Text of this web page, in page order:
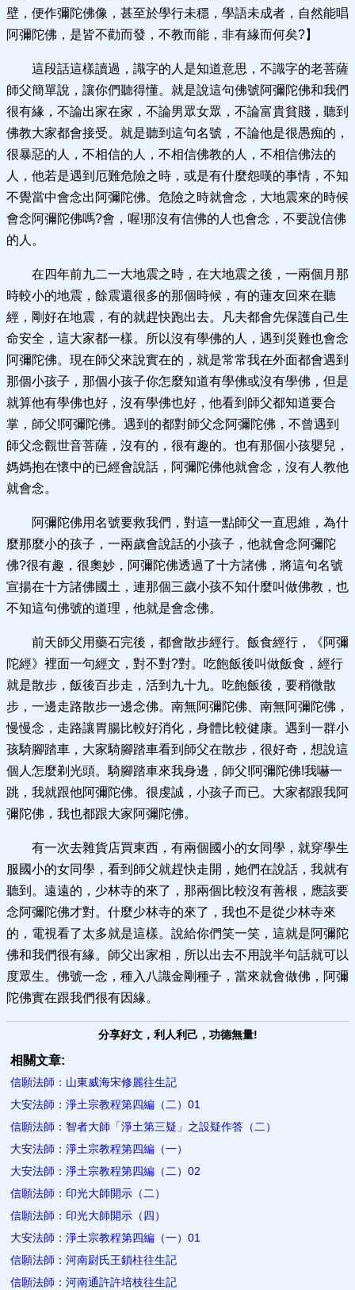
壁，便作彌陀佛像，甚至於學行未穩，學語未成者，自然能唱
阿彌陀佛，是皆不勸而發，不教而能，非有緣而何矣?】
這段話這樣讀過，識字的人是知道意思，不識字的老菩薩
師父簡單說，讓你們聽得懂。就是說這句佛號阿彌陀佛和我們
很有緣，不論出家在家，不論男眾女眾，不論富貴貧賤，聽到
佛教大家都會接受。就是聽到這句名號，不論他是很愚痴的，
很暴惡的人，不相信的人，不相信佛教的人，不相信佛法的
人，他若是遇到厄難危險之時，或是有什麼怨嘆的事情，不知
不覺當中會念出阿彌陀佛。危險之時就會念，大地震來的時候
會念阿彌陀佛嗎?會，喔!那沒有信佛的人也會念，不要說信佛
的人。
在四年前九二一大地震之時，在大地震之後，一兩個月那
時較小的地震，餘震還很多的那個時候，有的蓮友回來在聽
經，剛好在地震，有的就趕快跑出去。凡夫都會先保護自己生
命安全，這大家都一樣。所以沒有學佛的人，遇到災難也會念
阿彌陀佛。現在師父來說實在的，就是常常我在外面都會遇到
那個小孩子，那個小孩子你怎麼知道有學佛或沒有學佛，但是
就算他有學佛也好，沒有學佛也好，他看到師父都知道要合
掌，師父!阿彌陀佛。遇到的都對師父念阿彌陀佛，不曾遇到
師父念觀世音菩薩，沒有的，很有趣的。也有那個小孩嬰兒，
媽媽抱在懷中的已經會說話，阿彌陀佛他就會念，沒有人教他
就會念。
阿彌陀佛用名號要救我們，對這一點師父一直思維，為什
麼那麼小的孩子，一兩歲會說話的小孩子，他就會念阿彌陀
佛?很有趣，很奧妙，阿彌陀佛透過了十方諸佛，將這句名號
宣揚在十方諸佛國土，連那個三歲小孩不知什麼叫做佛教，也
不知這句佛號的道理，他就是會念佛。
前天師父用藥石完後，都會散步經行。飯食經行，《阿彌
陀經》裡面一句經文，對不對?對。吃飽飯後叫做飯食，經行
就是散步，飯後百步走，活到九十九。吃飽飯後，要稍微散
步，一邊走路散步一邊念佛。南無阿彌陀佛、南無阿彌陀佛，
慢慢念，走路讓胃腸比較好消化，身體比較健康。遇到一群小
孩騎腳踏車，大家騎腳踏車看到師父在散步，很好奇，想說這
個人怎麼剃光頭。騎腳踏車來我身邊，師父!阿彌陀佛!我嚇一
跳，我就跟他阿彌陀佛。很虔誠，小孩子而已。大家都跟我阿
彌陀佛，我也都跟大家阿彌陀佛。
有一次去雜貨店買東西，有兩個國小的女同學，就穿學生
服國小的女同學，看到師父就趕快走開，她們在說話，我就有
聽到。遠遠的，少林寺的來了，那兩個比較沒有善根，應該要
念阿彌陀佛才對。什麼少林寺的來了，我也不是從少林寺來
的，電視看了太多就是這樣。說給你們笑一笑，這就是阿彌陀
佛和我們很有緣。師父出家相，所以出去不用說半句話就可以
度眾生。佛號一念，種入八識金剛種子，當來就會做佛，阿彌
陀佛實在跟我們很有因緣。
分享好文，利人利己，功德無量!
相關文章:
信願法師：山東威海宋修麗往生記
大安法師：淨土宗教程第四編（二）01
信願法師：智者大師「淨土第三疑」之設疑作答（二）
大安法師：淨土宗教程第四編（一）
大安法師：淨土宗教程第四編（二）02
信願法師：印光大師開示（二）
信願法師：印光大師開示（四）
大安法師：淨土宗教程第四編（一）01
信願法師：河南尉氏王鎖柱往生記
信願法師：河南通許許培枝往生記